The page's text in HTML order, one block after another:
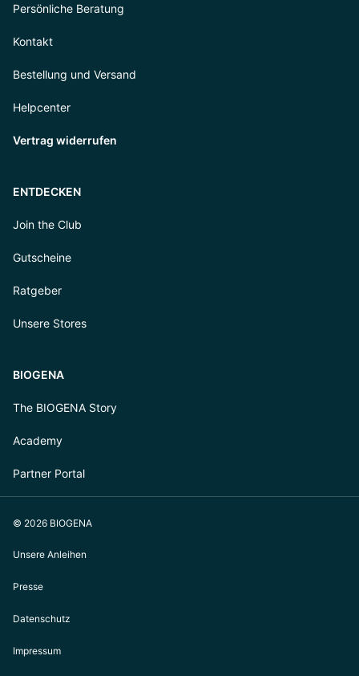
Persönliche Beratung
Kontakt
Bestellung und Versand
Helpcenter
Vertrag widerrufen
ENTDECKEN
Join the Club
Gutscheine
Ratgeber
Unsere Stores
BIOGENA
The BIOGENA Story
Academy
Partner Portal
© 2026 BIOGENA
Unsere Anleihen
Presse
Datenschutz
Impressum